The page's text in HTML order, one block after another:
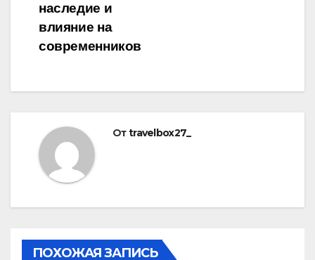
наследие и
влияние на
современников
Отtravelbox27_
ПОХОЖАЯ ЗАПИСЬ